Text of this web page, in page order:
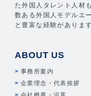
た外国人タレント人材
数ある外国人モデルエ
と豊富な経験があります
ABOUT US
事務所案内
企業理念・代表挨拶